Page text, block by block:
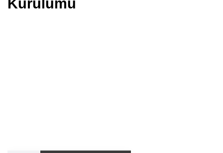
Kurulumu